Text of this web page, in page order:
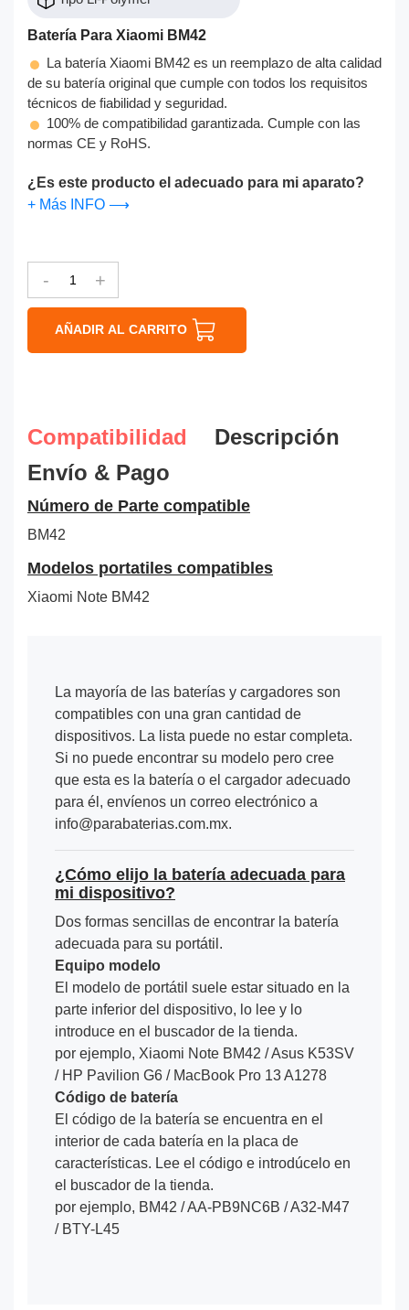
Batería Para Xiaomi BM42
La batería Xiaomi BM42 es un reemplazo de alta calidad
de su batería original que cumple con todos los requisitos
técnicos de fiabilidad y seguridad.
100% de compatibilidad garantizada. Cumple con las
normas CE y RoHS.
¿Es este producto el adecuado para mi aparato?
+ Más INFO ⟶
- +
AÑADIR AL CARRITO
Compatibilidad
Descripción
Envío & Pago
Número de Parte compatible
BM42
Modelos portatiles compatibles
Xiaomi Note BM42
La mayoría de las baterías y cargadores son
compatibles con una gran cantidad de
dispositivos. La lista puede no estar completa.
Si no puede encontrar su modelo pero cree
que esta es la batería o el cargador adecuado
para él, envíenos un correo electrónico a
info@parabaterias.com.mx.
¿Cómo elijo la batería adecuada para
mi dispositivo?
Dos formas sencillas de encontrar la batería
adecuada para su portátil.
Equipo modelo
El modelo de portátil suele estar situado en la
parte inferior del dispositivo, lo lee y lo
introduce en el buscador de la tienda.
por ejemplo, Xiaomi Note BM42 / Asus K53SV
/ HP Pavilion G6 / MacBook Pro 13 A1278
Código de batería
El código de la batería se encuentra en el
interior de cada batería en la placa de
características. Lee el código e introdúcelo en
el buscador de la tienda.
por ejemplo, BM42 / AA-PB9NC6B / A32-M47
/ BTY-L45